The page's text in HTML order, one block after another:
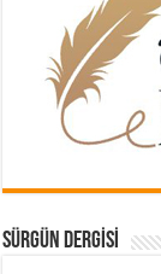
SÜRGÜN DERGISI